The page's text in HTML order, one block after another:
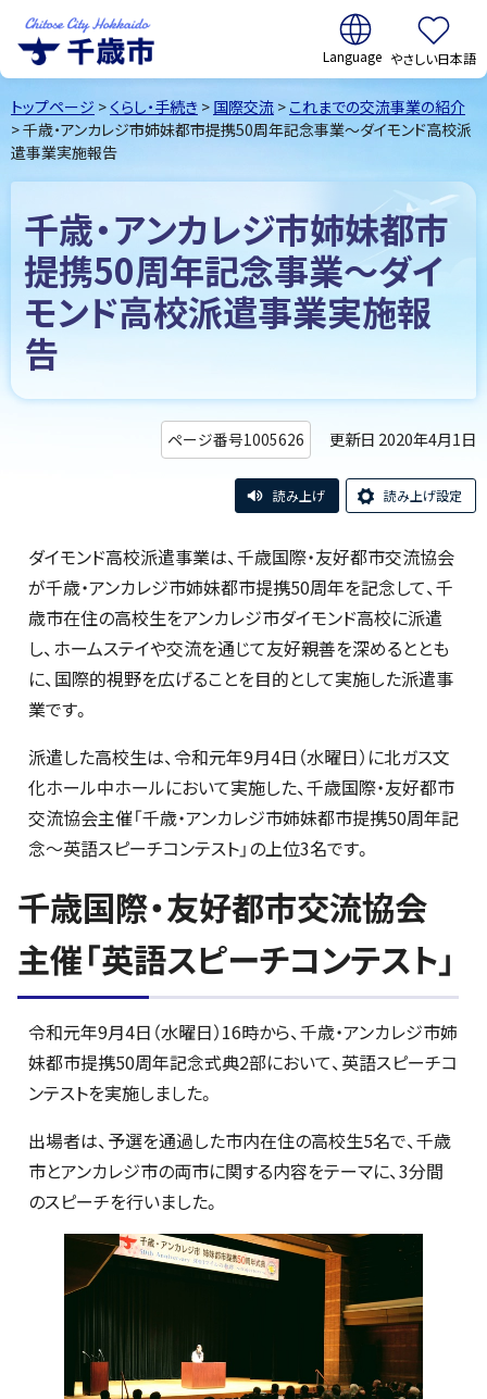
千歳市Chitose
City Hokkaido
翻訳:
やさしい日本語
トップページ > くらし・手続き > 国際交流 > これまでの交流事業の紹介
> 千歳・アンカレジ市姉妹都市提携50周年記念事業～ダイモンド高校派
遣事業実施報告
千歳・アンカレジ市姉妹都市
提携50周年記念事業～ダイ
モンド高校派遣事業実施報
告
ページ番号1005626 更新日 2020年4月1日
読み上げ 読み上げ設定
ダイモンド高校派遣事業は、千歳国際・友好都市交流協会
が千歳・アンカレジ市姉妹都市提携50周年を記念して、千
歳市在住の高校生をアンカレジ市ダイモンド高校に派遣
し、ホームステイや交流を通じて友好親善を深めるととも
に、国際的視野を広げることを目的として実施した派遣事
業です。
派遣した高校生は、令和元年9月4日（水曜日）に北ガス文
化ホール中ホールにおいて実施した、千歳国際・友好都市
交流協会主催「千歳・アンカレジ市姉妹都市提携50周年記
念～英語スピーチコンテスト」の上位3名です。
千歳国際・友好都市交流協会
主催「英語スピーチコンテスト」
令和元年9月4日（水曜日）16時から、千歳・アンカレジ市姉
妹都市提携50周年記念式典2部において、英語スピーチコ
ンテストを実施しました。
出場者は、予選を通過した市内在住の高校生5名で、千歳
市とアンカレジ市の両市に関する内容をテーマに、3分間
のスピーチを行いました。